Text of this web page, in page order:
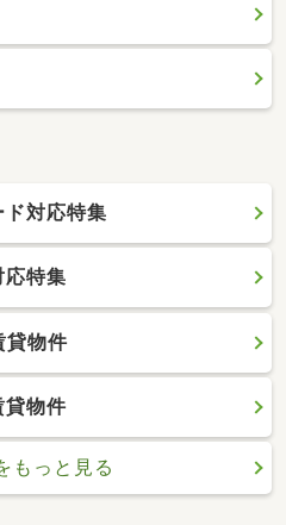
対応特集
応特集
貸物件
貸物件
もっと見る